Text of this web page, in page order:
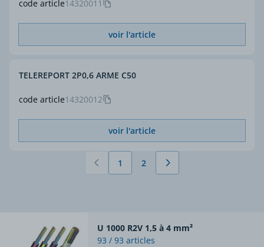
code article14320011
voir l'article
code article14320012
TELEREPORT 2P0,6 ARME C50
voir l'article
Vous lisez actuellement la page
1 Page
2
U 1000 R2V 1,5 à 4 mm²
93 / 93 articles